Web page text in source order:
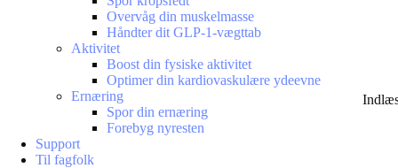
Overvåg din muskelmasse
Håndter dit GLP-1-vægttab
Aktivitet
Boost din fysiske aktivitet
Optimer din kardiovaskulære ydeevne
Ernæring
Spor din ernæring
Forebyg nyresten
Support
Til fagfolk